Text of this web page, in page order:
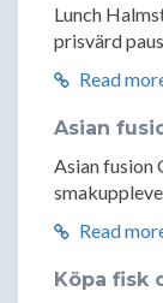
Lunch
prisvärd paus
Read
Asian
Asian fusion
Read
Köpa fisk